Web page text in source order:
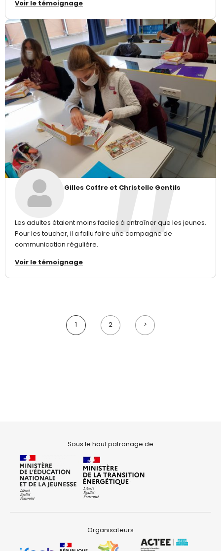
Voir le témoignage
Gilles Coffre et Christelle Gentils
Les adultes étaient moins faciles à entraîner que les jeunes.
Pour les toucher, il a fallu faire une campagne de
communication régulière.
Voir le témoignage
2 >
Sous le haut patronage de
Organisateurs